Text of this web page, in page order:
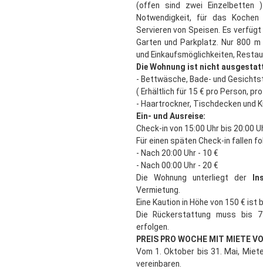
(offen sind zwei Einzelbetten
Notwendigkeit, für das
Servieren von Speisen. Es
Garten und Parkplatz. Nur 800
und Einkaufsmöglichkeiten,
Die Wohnung ist nicht
- Bettwäsche, Bade- und
( Erhältlich für 15 € pro Person,
- Haartrockner, Tischdecken und
Ein- und Ausreise:
Check-in von 15:00 Uhr bis 20:00
Für einen späten Check-in fallen
- Nach 20:00 Uhr - 10 €
- Nach 00:00 Uhr - 20 €
Die Wohnung unterliegt der
Vermietung.
Eine Kaution in Höhe von 150 €
Die Rückerstattung muss bis
erfolgen.
PREIS PRO WOCHE MIT MIETE
Vom 1. Oktober bis 31. Mai,
vereinbaren.